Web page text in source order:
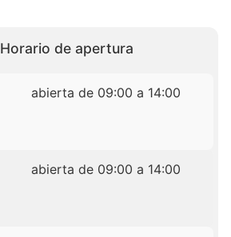
Horario de apertura
abierta de 09:00 a 14:00
abierta de 09:00 a 14:00